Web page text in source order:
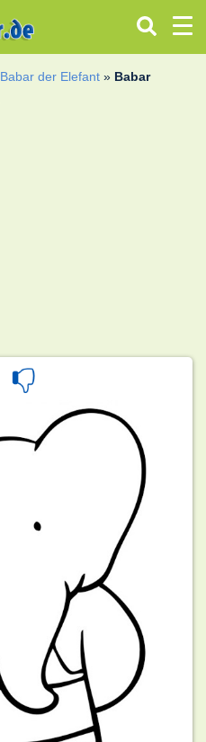
Babar der Elefant » Babar